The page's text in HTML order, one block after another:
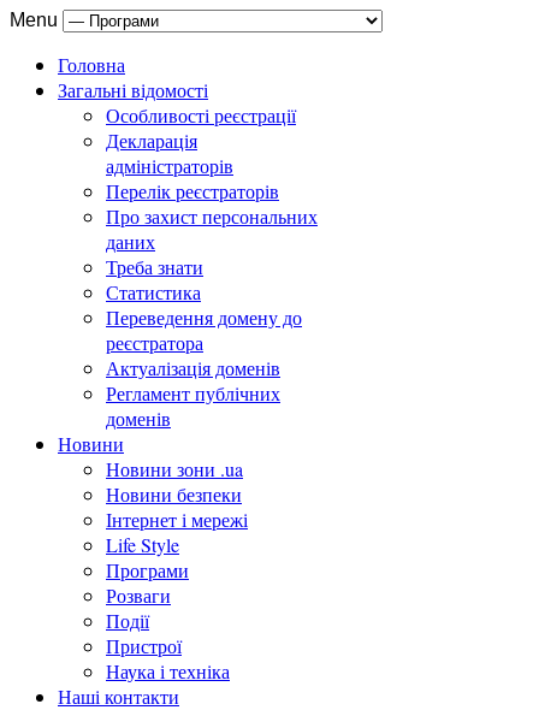
Menu
Головна
Загальні відомості
Особливості реєстрації
Декларація
адміністраторів
Перелік реєстраторів
Про захист персональних
даних
Треба знати
Статистика
Переведення домену до
реєстратора
Актуалізація доменів
Регламент публічних
доменів
Новини
Новини зони .ua
Новини безпеки
Інтернет і мережі
Life Style
Програми
Розваги
Події
Пристрої
Наука і техніка
Наші контакти